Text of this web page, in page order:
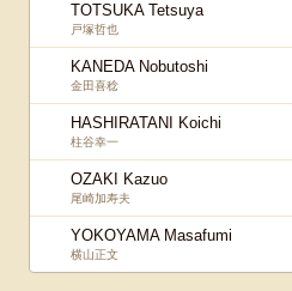
TOTSUKA Tetsuya
戸塚哲也
KANEDA Nobutoshi
金田喜稔
HASHIRATANI Koichi
柱谷幸一
OZAKI Kazuo
尾崎加寿夫
YOKOYAMA Masafumi
横山正文